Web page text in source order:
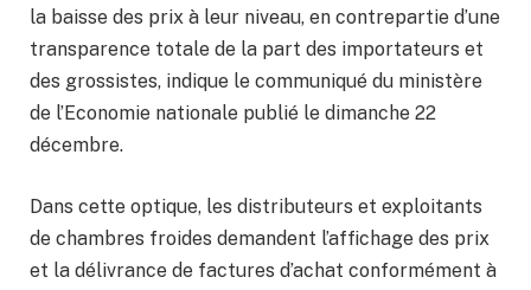
la baisse des prix à leur niveau, en contrepartie d’une
transparence totale de la part des importateurs et
des grossistes, indique le communiqué du ministère
de l’Economie nationale publié le dimanche 22
décembre.
Dans cette optique, les distributeurs et exploitants
de chambres froides demandent l’affichage des prix
et la délivrance de factures d’achat conformément à